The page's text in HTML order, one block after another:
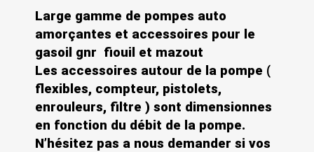
Large gamme de pompes auto
amorçantes et accessoires pour le
gasoil gnr fiouil et mazout
Les accessoires autour de la pompe (
flexibles, compteur, pistolets,
enrouleurs, filtre ) sont dimensionnes
en fonction du débit de la pompe.
N’hésitez pas a nous demander si vos